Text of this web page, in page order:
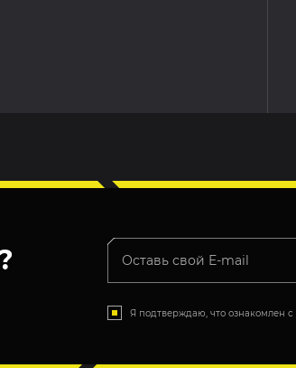
Я подтверждаю, что ознакомлен с